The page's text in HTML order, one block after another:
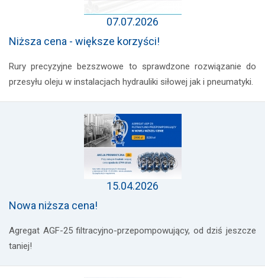
07.07.2026
Niższa cena - większe korzyści!
Rury precyzyjne bezszwowe to sprawdzone rozwiązanie do
przesyłu oleju w instalacjach hydrauliki siłowej jak i pneumatyki.
15.04.2026
Nowa niższa cena!
Agregat AGF-25 filtracyjno-przepompowujący, od dziś jeszcze
taniej!